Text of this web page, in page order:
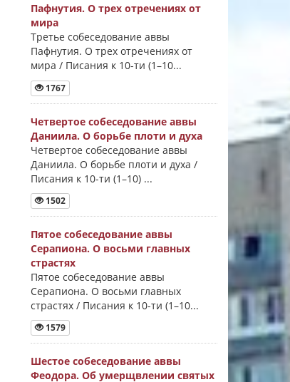
Пафнутия. О трех отречениях от
мира
Третье собеседование аввы
Пафнутия. О трех отречениях от
мира / Писания к 10-ти (1–10...
1767
Четвертое собеседование аввы
Даниила. О борьбе плоти и духа
Четвертое собеседование аввы
Даниила. О борьбе плоти и духа /
Писания к 10-ти (1–10) ...
1502
Пятое собеседование аввы
Серапиона. О восьми главных
страстях
Пятое собеседование аввы
Серапиона. О восьми главных
страстях / Писания к 10-ти (1–10...
1579
Шестое собеседование аввы
Феодора. Об умерщвлении святых